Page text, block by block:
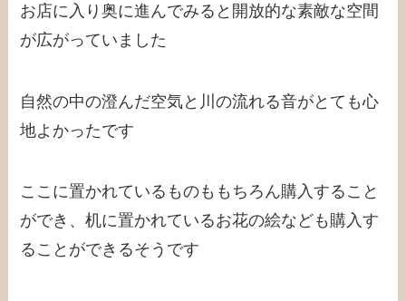
お店に入り奥に進んでみると開放的な素敵な空間
が広がっていました
自然の中の澄んだ空気と川の流れる音がとても心
地よかったです
ここに置かれているものももちろん購入すること
ができ、机に置かれているお花の絵なども購入す
ることができるそうです